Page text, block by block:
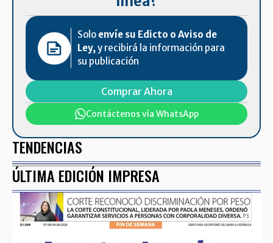
Solo envíe su Edicto o Aviso de
Ley,y recibirá la información para
su publicación
Comprar Ahora
Contáctenos vía WhatsApp
TENDENCIAS
ÚLTIMA EDICIÓN IMPRESA